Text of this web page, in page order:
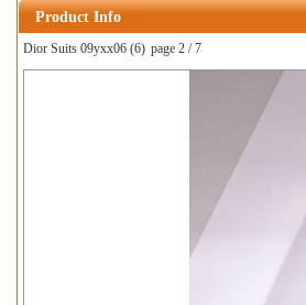
Product Info
Dior Suits 09yxx06 (6) page 2 / 7